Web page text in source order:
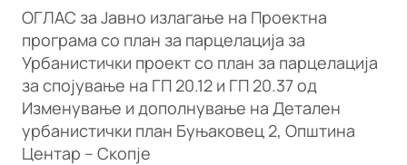
ОГЛАС за Јавно излагање на Проектна
програма со план за парцелација за
Урбанистички проект со план за парцелација
за спојување на ГП 20.12 и ГП 20.37 од
Изменување и дополнување на Детален
урбанистички план Буњаковец 2, Општина
Центар – Скопје